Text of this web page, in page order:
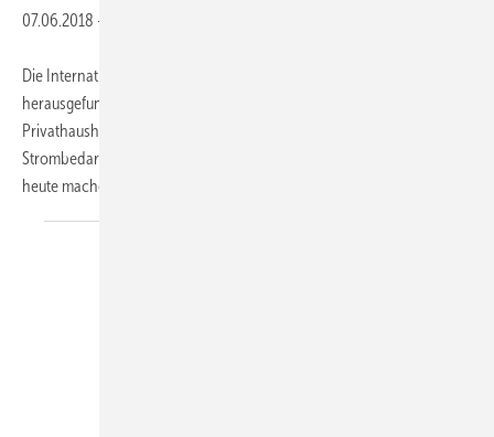
07.06.2018 -
Die Internationale Energieagentur (IEA) hat in einer Studie
herausgefunden, dass der wachsende Einsatz von Klimageräten in
Privathaushalten und Büros einer der Haupttreiber für den weltweiten
Strombedarf in den nächsten drei Jahrzehnten sein wird. Bereits
heute machen Klimageräte rund